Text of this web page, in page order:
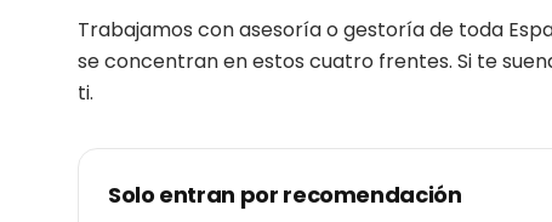
Trabajamos conasesoría o gestoríade toda
se concentran en estos cuatro frentes. Si te
ti.
Solo entran por recomendación